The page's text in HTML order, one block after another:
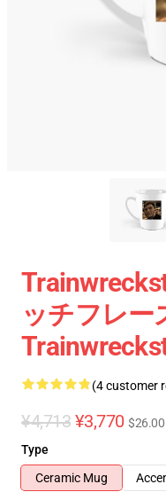
ッチフレー
(4 customer
¥4,713 ¥3,770 $26.00
Type
Ceramic Mug